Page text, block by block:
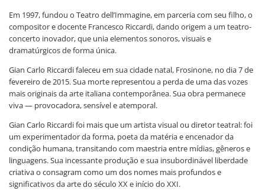
Em 1997, fundou o Teatro dell’Immagine, em parceria com seu filho, o
compositor e docente Francesco Riccardi, dando origem a um teatro-
concerto inovador, que unia elementos sonoros, visuais e
dramatúrgicos de forma única.
Gian Carlo Riccardi faleceu em sua cidade natal, Frosinone, no dia 7 de
fevereiro de 2015. Sua morte representou a perda de uma das vozes
mais originais da arte italiana contemporânea. Sua obra permanece
viva — provocadora, sensível e atemporal.
Gian Carlo Riccardi foi mais que um artista visual ou diretor teatral: foi
um experimentador da forma, poeta da matéria e encenador da
condição humana, transitando com maestria entre mídias, gêneros e
linguagens. Sua incessante produção e sua insubordinável liberdade
criativa o consagram como um dos nomes mais profundos e
significativos da arte do século XX e início do XXI.